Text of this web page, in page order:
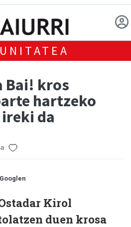
Bai! kros
hartzeko
da
Kirol
duen krosa